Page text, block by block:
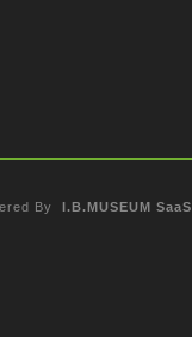
By I.B.MUSEUM SaaS